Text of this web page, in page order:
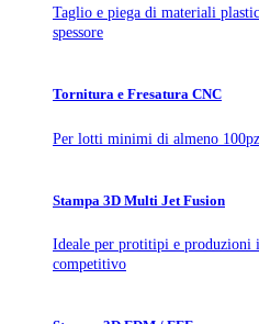
Taglio e piega di materiali
spessore
Tornitura e Fresatura CNC
Per lotti minimi di almeno
Stampa 3D Multi Jet Fusion
Ideale per protitipi e produzioni
competitivo